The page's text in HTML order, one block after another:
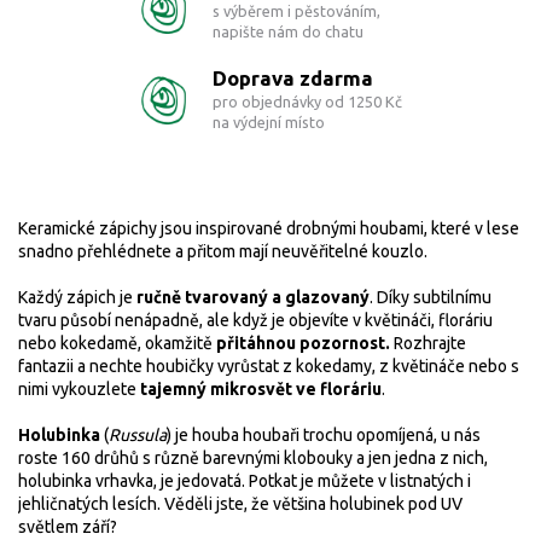
s výběrem i pěstováním,
napište nám do chatu
Doprava zdarma
pro objednávky od 1250 Kč
na výdejní místo
Keramické zápichy jsou inspirované drobnými houbami, které v lese
snadno přehlédnete a přitom mají neuvěřitelné kouzlo.
Každý zápich je ručně tvarovaný a glazovaný. Díky subtilnímu
tvaru působí nenápadně, ale když je objevíte v květináči, floráriu
nebo kokedamě, okamžitě přitáhnou pozornost. Rozhrajte
fantazii a nechte houbičky vyrůstat z kokedamy, z květináče nebo s
nimi vykouzlete tajemný mikrosvět ve floráriu.
Holubinka(Russula) je houba houbaři trochu opomíjená, u nás
roste 160 drůhů s různě barevnými klobouky a jen jedna z nich,
holubinka vrhavka, je jedovatá. Potkat je můžete v listnatých i
jehličnatých lesích. Věděli jste, že většina holubinek pod UV
světlem září?